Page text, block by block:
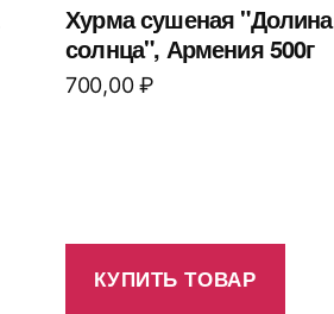
Хурма сушеная "Долина
солнца", Армения 500г
700,00₽
КУПИТЬ ТОВАР